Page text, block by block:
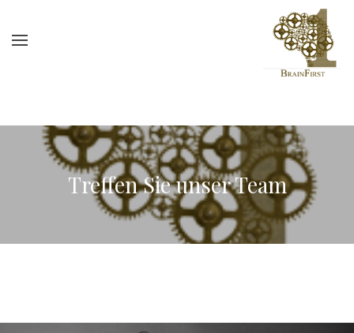
Treffen Sie unser Team